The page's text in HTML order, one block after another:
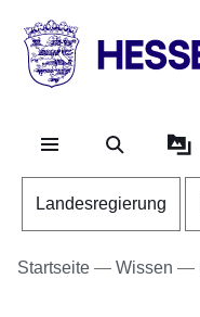
HESSEN
Landesregierung
Landesregierung
Startseite Wissen